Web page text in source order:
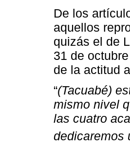
De los
aquellos
quizás el de
31 de
de la actitud
“(Tacuabé)
mismo nivel
las cuatro
dedicaremos